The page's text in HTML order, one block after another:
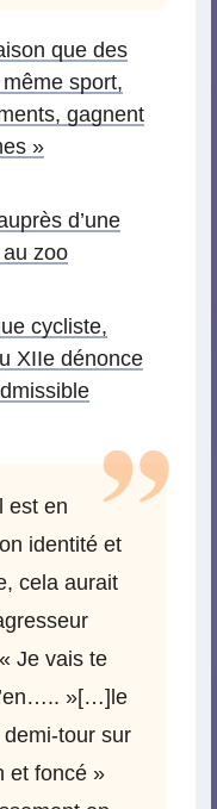
que des
sport,
gagnent
»
d’une
au zoo
cycliste,
XIIe dénonce
est en
identité et
cela aurait
Je vais te
»[…]le
tour sur
et foncé »